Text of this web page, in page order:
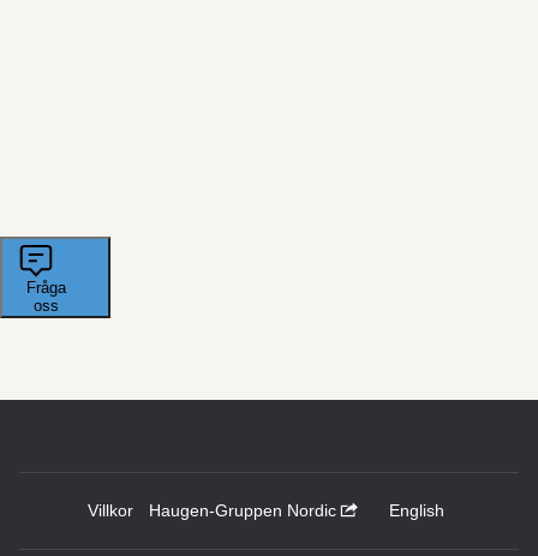
Villkor Haugen-Gruppen Nordic English